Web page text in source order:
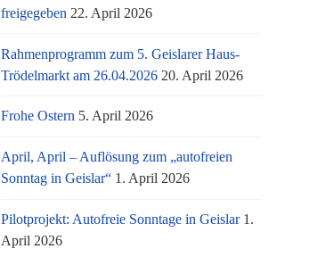
freigegeben 22. April 2026
Rahmenprogramm zum 5. Geislarer Haus-
Trödelmarkt am 26.04.2026 20. April 2026
Frohe Ostern 5. April 2026
April, April – Auflösung zum „autofreien
Sonntag in Geislar“ 1. April 2026
Pilotprojekt: Autofreie Sonntage in Geislar 1.
April 2026